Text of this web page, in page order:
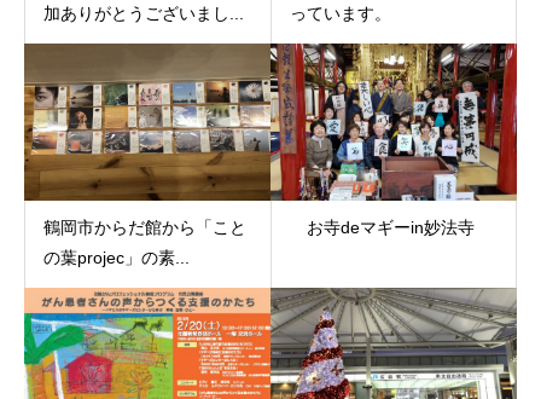
加ありがとうございまし...
っています。
鶴岡市からだ館から「こと
の葉projec」の素...
お寺deマギーin妙法寺